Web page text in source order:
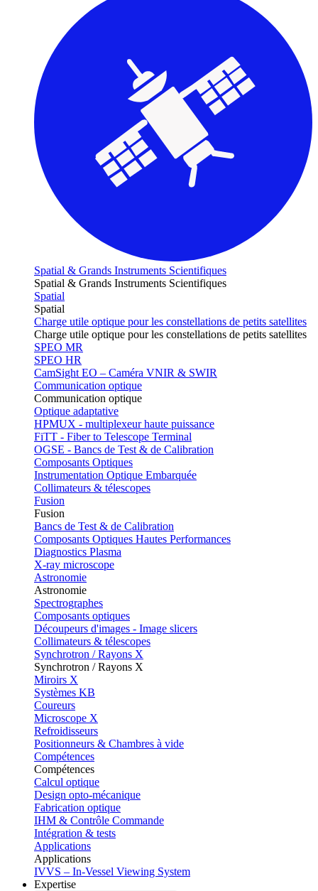
Spatial & Grands Instruments Scientifiques
Spatial & Grands Instruments Scientifiques
Spatial
Spatial
Charge utile optique pour les constellations de petits satellites
Charge utile optique pour les constellations de petits satellites
SPEO MR
SPEO HR
CamSight EO – Caméra VNIR & SWIR
Communication optique
Communication optique
Optique adaptative
HPMUX - multiplexeur haute puissance
FiTT - Fiber to Telescope Terminal
OGSE - Bancs de Test & de Calibration
Composants Optiques
Instrumentation Optique Embarquée
Collimateurs & télescopes
Fusion
Fusion
Bancs de Test & de Calibration
Composants Optiques Hautes Performances
Diagnostics Plasma
X-ray microscope
Astronomie
Astronomie
Spectrographes
Composants optiques
Découpeurs d'images - Image slicers
Collimateurs & télescopes
Synchrotron / Rayons X
Synchrotron / Rayons X
Miroirs X
Systèmes KB
Coureurs
Microscope X
Refroidisseurs
Positionneurs & Chambres à vide
Compétences
Compétences
Calcul optique
Design opto-mécanique
Fabrication optique
IHM & Contrôle Commande
Intégration & tests
Applications
Applications
IVVS – In-Vessel Viewing System
Expertise